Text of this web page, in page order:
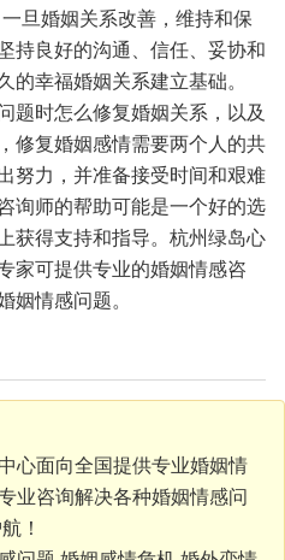
旦婚姻关系改善，维持和保
持良好的沟通、信任、妥协和
的幸福婚姻关系建立基础。
题时怎么修复婚姻关系，以及
修复婚姻感情需要两个人的共
努力，并准备接受时间和艰难
询师的帮助可能是一个好的选
获得支持和指导。杭州绿岛心
家可提供专业的婚姻情感咨
姻情感问题。
心面向全国提供专业婚姻情
业咨询解决各种婚姻情感问
！